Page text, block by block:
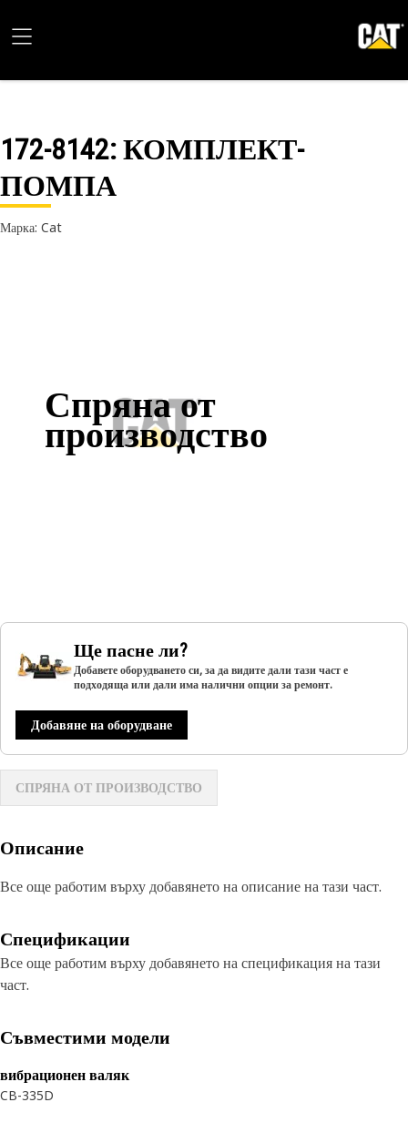
172-8142: КОМПЛЕКТ-
ПОМПА
Марка: Cat
Спряна от
производство
Ще пасне ли?
Добавете оборудването си, за да видите дали тази част е
подходяща или дали има налични опции за ремонт.
Добавяне на оборудване
СПРЯНА ОТ ПРОИЗВОДСТВО
Описание
Все още работим върху добавянето на описание на тази част.
Спецификации
Все още работим върху добавянето на спецификация на тази
част.
Съвместими модели
вибрационен валяк
CB-335D